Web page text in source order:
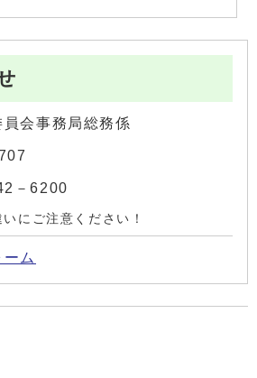
会事務局総務係
－6200
にご注意ください！
ム